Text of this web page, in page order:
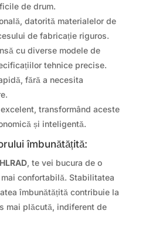
de drum.
datorită materialelor de
de fabricație riguros.
cu diverse modele de
tehnice precise.
fără a necesita
transformând aceste
și inteligentă.
îmbunătățită:
, te vei bucura de o
confortabilă. Stabilitatea
îmbunătățită contribuie la
mai plăcută, indiferent de